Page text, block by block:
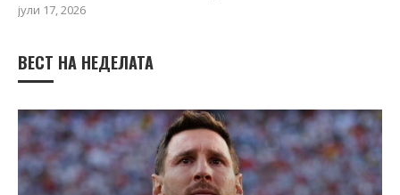
јули 17, 2026
ВЕСТ НА НЕДЕЛАТА